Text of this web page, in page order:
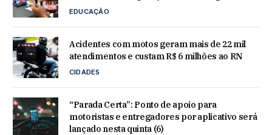
EDUCAÇÃO
Acidentes com motos geram mais de 22 mil
atendimentos e custam R$ 6 milhões ao RN
CIDADES
“Parada Certa”: Ponto de apoio para
motoristas e entregadores por aplicativo será
lançado nesta quinta (6)